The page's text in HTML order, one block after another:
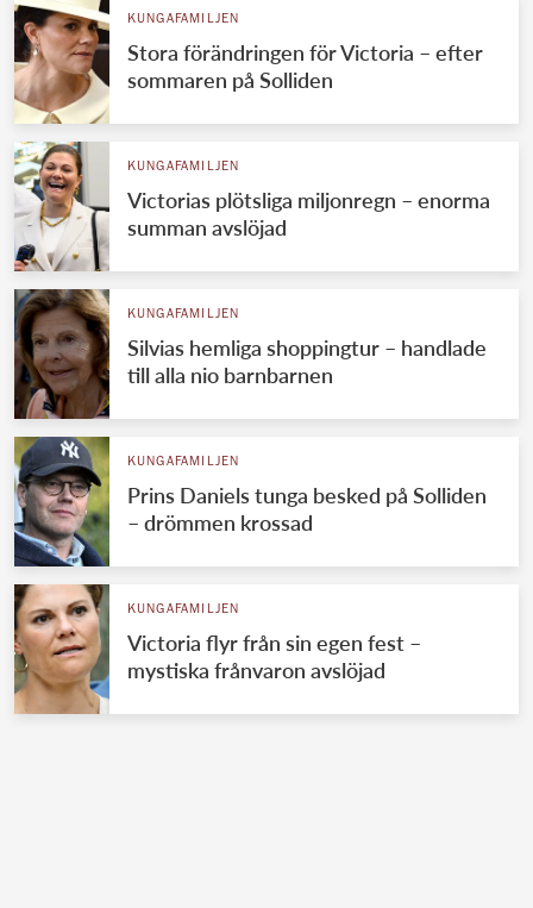
KUNGAFAMILJEN
Stora förändringen för Victoria – efter
sommaren på Solliden
KUNGAFAMILJEN
Victorias plötsliga miljonregn – enorma
summan avslöjad
KUNGAFAMILJEN
Silvias hemliga shoppingtur – handlade
till alla nio barnbarnen
KUNGAFAMILJEN
Prins Daniels tunga besked på Solliden
– drömmen krossad
KUNGAFAMILJEN
Victoria flyr från sin egen fest –
mystiska frånvaron avslöjad